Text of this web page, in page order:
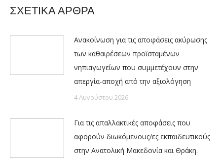
ΣΧΕΤΙΚΑ ΑΡΘΡΑ
Ανακοίνωση για τις αποφάσεις ακύρωσης
των καθαιρέσεων προϊσταμένων
νηπιαγωγείων που συμμετέχουν στην
απεργία-αποχή από την αξιολόγηση
4 Αυγούστου 2026
Για τις απαλλακτικές αποφάσεις που
αφορούν διωκόμενους/ες εκπαιδευτικούς
στην Ανατολική Μακεδονία και Θράκη.